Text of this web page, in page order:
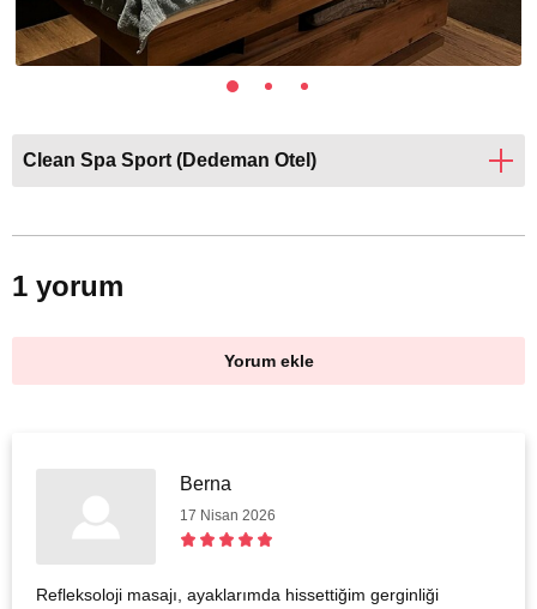
Clean Spa Sport (Dedeman Otel)
1 yorum
Yorum ekle
Berna
17 Nisan 2026
Refleksoloji masajı, ayaklarımda hissettiğim gerginliği